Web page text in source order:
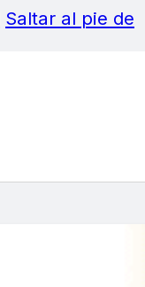
Saltar al pie de